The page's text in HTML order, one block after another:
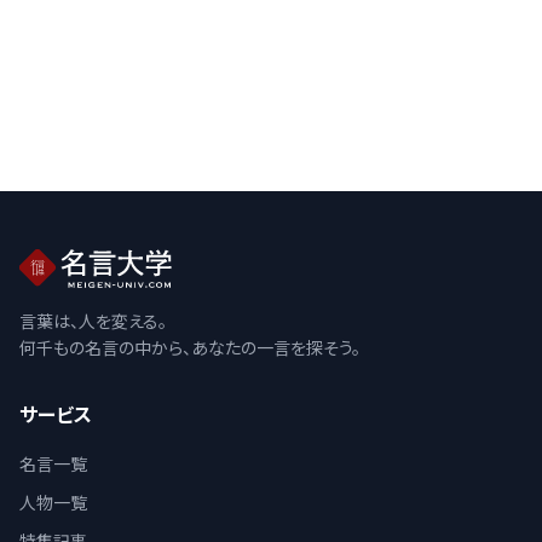
言葉は、人を変える。
何千もの名言の中から、あなたの一言を探そう。
サービス
名言一覧
人物一覧